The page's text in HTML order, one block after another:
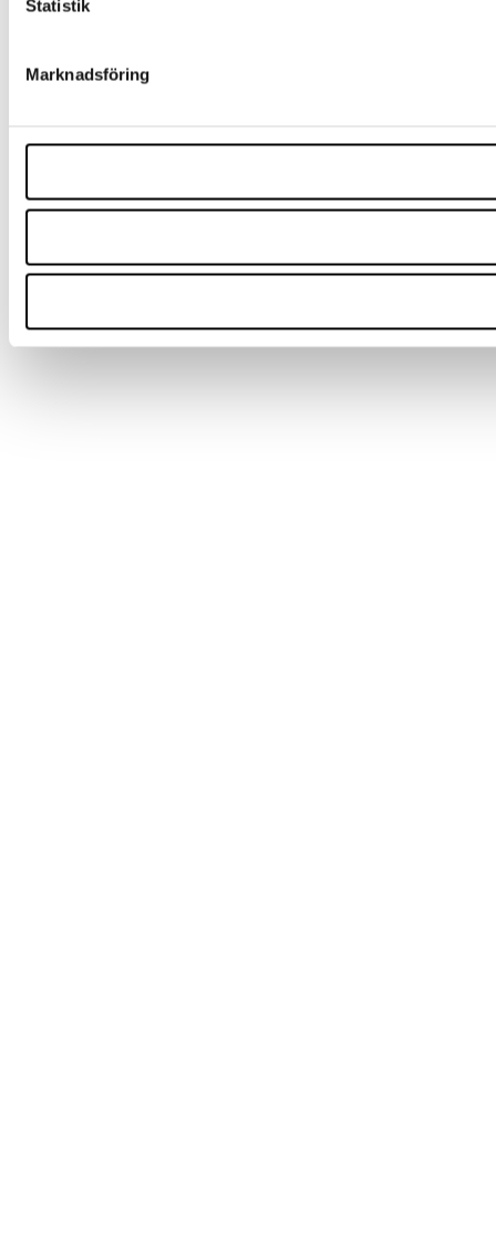
Statistik
Marknadsföring